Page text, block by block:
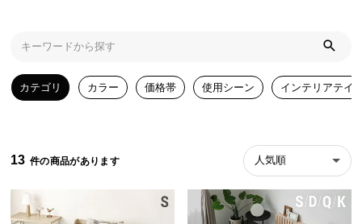
テ
ら
カテゴリ カラー 価格帯 使用シーン インテリアテイ
13 人気順